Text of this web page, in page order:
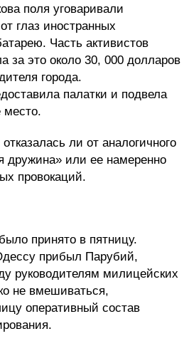
поля уговаривали
глаз иностранных
Часть активистов
за это около 30, 000 долларов
города.
палатки и подвела
место.
ли от аналогичного
дружина» или ее намеренно
провокаций.
принято в пятницу.
прибыл Парубий,
руководителям милицейских
не вмешиваться,
оперативный состав